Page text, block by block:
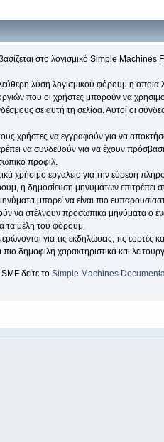
στο λογισμικό Simple Machines
λύση λογισμικού φόρουμ η οποία
που οι χρήστες μπορούν να
σε αυτή τη σελίδα. Αυτοί οι
χρήστες να εγγραφούν για να
να συνδεθούν για να έχουν
προφίλ.
χρήσιμο εργαλείο για την εύρεση
η δημοσίευση μηνυμάτων επιτρέπει
μπορεί να είναι πιο
να στέλνουν προσωπικά μηνύματα ο
τα μέλη του φόρουμ.
για τις εκδηλώσεις, τις εορτές
πιο δημοφιλή χαρακτηριστικά και
δείτε τοSimple Machines